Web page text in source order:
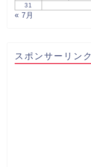
31
« 7月
スポンサーリンク